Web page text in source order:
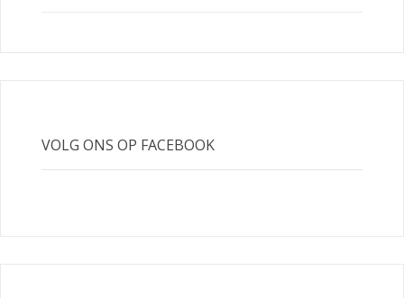
VOLG ONS OP FACEBOOK